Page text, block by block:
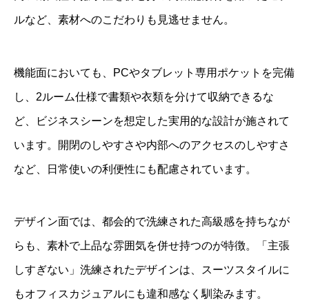
ルなど、素材へのこだわりも見逃せません。
機能面においても、PCやタブレット専用ポケットを完備
し、2ルーム仕様で書類や衣類を分けて収納できるな
ど、ビジネスシーンを想定した実用的な設計が施されて
います。開閉のしやすさや内部へのアクセスのしやすさ
など、日常使いの利便性にも配慮されています。
デザイン面では、都会的で洗練された高級感を持ちなが
らも、素朴で上品な雰囲気を併せ持つのが特徴。「主張
しすぎない」洗練されたデザインは、スーツスタイルに
もオフィスカジュアルにも違和感なく馴染みます。